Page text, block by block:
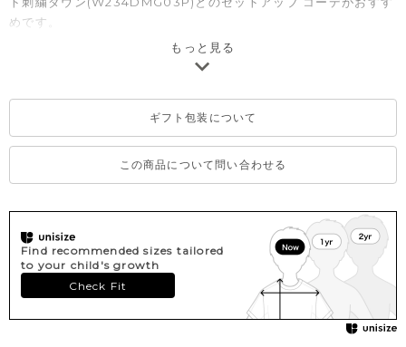
めです。
もっと見る
ギフト包装について
この商品について問い合わせる
Find recommended sizes tailored
to your child's growth
Check Fit